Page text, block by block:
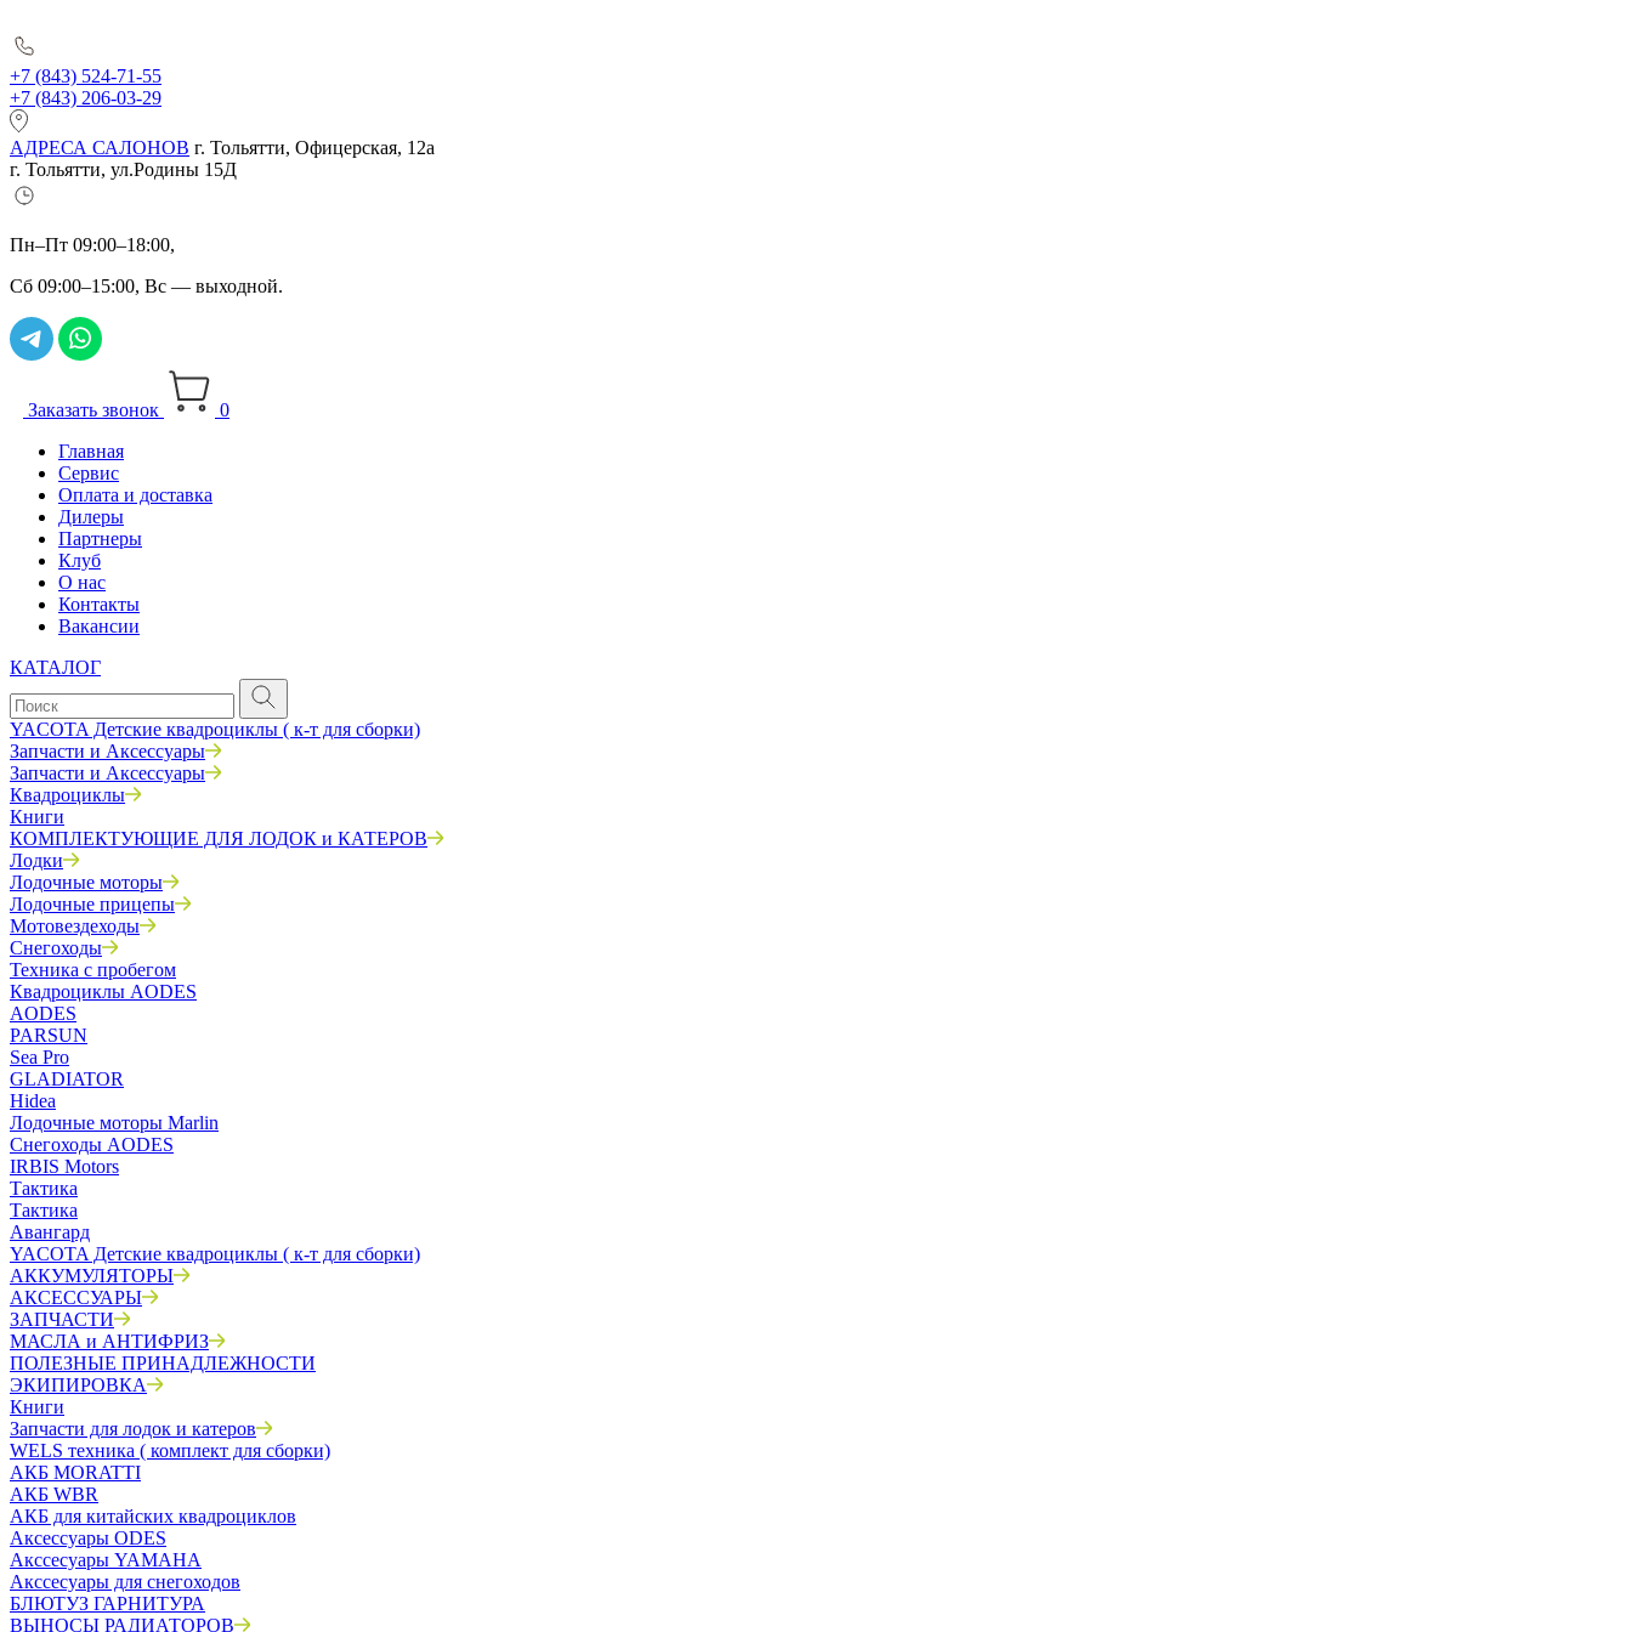
+7 (843) 524-71-55
+7 (843) 206-03-29
АДРЕСА САЛОНОВ г. Тольятти, Офицерская, 12а
г. Тольятти, ул.Родины 15Д
Пн–Пт 09:00–18:00,
Сб 09:00–15:00, Вс — выходной.
Заказать звонок
0
Главная
Сервис
Оплата и доставка
Дилеры
Партнеры
Клуб
О нас
Контакты
Вакансии
КАТАЛОГ
YACOTA Детские квадроциклы ( к-т для сборки)
Запчасти и Аксессуары
Запчасти и Аксессуары
Квадроциклы
Книги
КОМПЛЕКТУЮЩИЕ ДЛЯ ЛОДОК и КАТЕРОВ
Лодки
Лодочные моторы
Лодочные прицепы
Мотовездеходы
Снегоходы
Техника с пробегом
Квадроциклы AODES
AODES
PARSUN
Sea Pro
GLADIATOR
Hidea
Лодочные моторы Marlin
Снегоходы AODES
IRBIS Motors
Тактика
Тактика
Авангард
YACOTA Детские квадроциклы ( к-т для сборки)
АККУМУЛЯТОРЫ
АКСЕССУАРЫ
ЗАПЧАСТИ
МАСЛА и АНТИФРИЗ
ПОЛЕЗНЫЕ ПРИНАДЛЕЖНОСТИ
ЭКИПИРОВКА
Книги
Запчасти для лодок и катеров
WELS техника ( комплект для сборки)
АКБ MORATTI
АКБ WBR
АКБ для китайских квадроциклов
Аксессуары ODES
Акссесуары YAMAHA
Акссесуары для снегоходов
БЛЮТУЗ ГАРНИТУРА
ВЫНОСЫ РАДИАТОРОВ